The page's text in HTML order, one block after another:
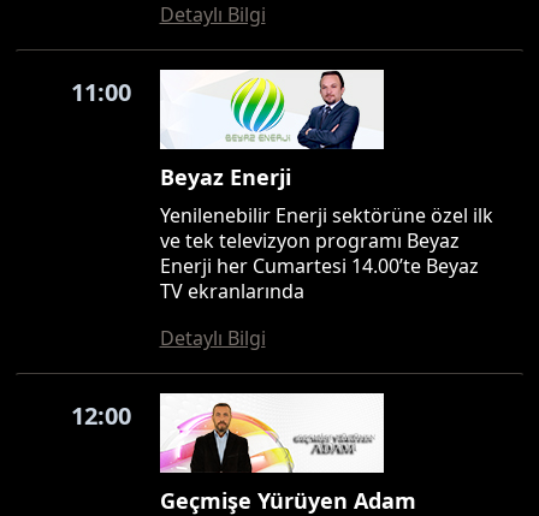
Detaylı Bilgi
11:00
Beyaz Enerji
Yenilenebilir Enerji sektörüne özel ilk
ve tek televizyon programı Beyaz
Enerji her Cumartesi 14.00’te Beyaz
TV ekranlarında
Detaylı Bilgi
12:00
Geçmişe Yürüyen Adam